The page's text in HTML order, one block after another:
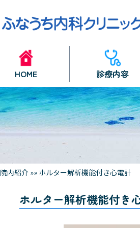
HOME 診療内容
院内紹介»» ホルター解析機能付き心電計
ホルター解析機能付き